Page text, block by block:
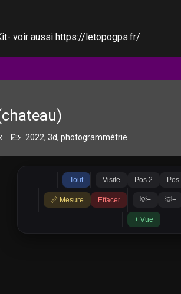
voir aussi https://letopogps.fr/
2022, 3d, photogrammétrie